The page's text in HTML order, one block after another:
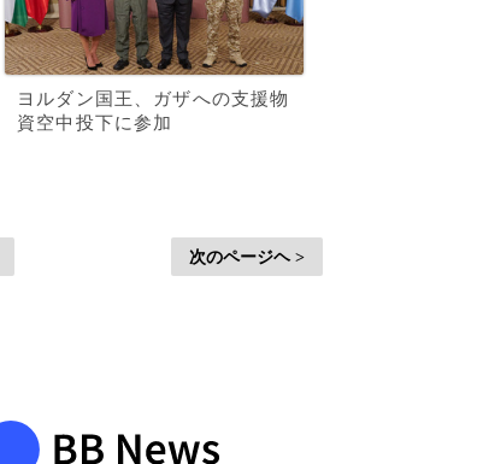
ヨルダン国王、ガザへの支援物
資空中投下に参加
次のページヘ >